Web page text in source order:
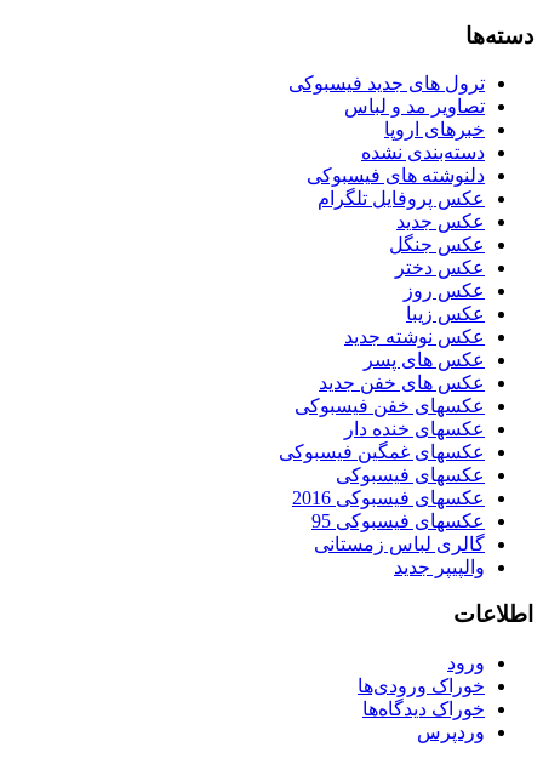
دسته‌ها
ترول های جدید فیسبوکی
تصاویر مد و لباس
خبرهای اروپا
دسته‌بندی نشده
دلنوشته های فیسبوکی
عکس پروفایل تلگرام
عکس جدید
عکس جنگل
عکس دختر
عکس روز
عکس زیبا
عکس نوشته جدید
عکس های پسر
عکس های خفن جدید
عکسهای خفن فیسبوکی
عکسهای خنده دار
عکسهای غمگین فیسبوکی
عکسهای فیسبوکی
عکسهای فیسبوکی 2016
عکسهای فیسبوکی 95
گالری لباس زمستانی
والپیپر جدید
اطلاعات
ورود
خوراک ورودی‌ها
خوراک دیدگاه‌ها
وردپرس